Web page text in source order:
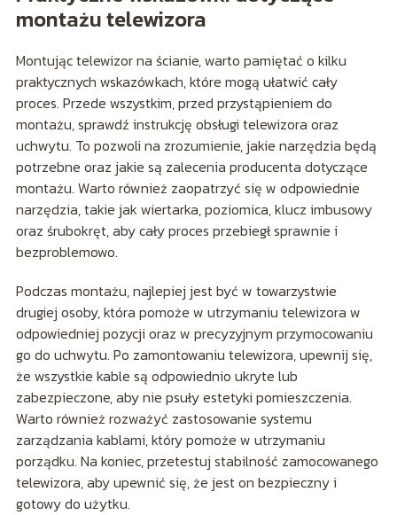
montażu telewizora
Montując telewizor na ścianie, warto pamiętać o kilku
praktycznych wskazówkach, które mogą ułatwić cały
proces. Przede wszystkim, przed przystąpieniem do
montażu, sprawdź instrukcję obsługi telewizora oraz
uchwytu. To pozwoli na zrozumienie, jakie narzędzia będą
potrzebne oraz jakie są zalecenia producenta dotyczące
montażu. Warto również zaopatrzyć się w odpowiednie
narzędzia, takie jak wiertarka, poziomica, klucz imbusowy
oraz śrubokręt, aby cały proces przebiegł sprawnie i
bezproblemowo.
Podczas montażu, najlepiej jest być w towarzystwie
drugiej osoby, która pomoże w utrzymaniu telewizora w
odpowiedniej pozycji oraz w precyzyjnym przymocowaniu
go do uchwytu. Po zamontowaniu telewizora, upewnij się,
że wszystkie kable są odpowiednio ukryte lub
zabezpieczone, aby nie psuły estetyki pomieszczenia.
Warto również rozważyć zastosowanie systemu
zarządzania kablami, który pomoże w utrzymaniu
porządku. Na koniec, przetestuj stabilność zamocowanego
telewizora, aby upewnić się, że jest on bezpieczny i
gotowy do użytku.